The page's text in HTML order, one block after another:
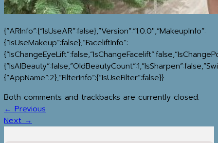
{“ARInfo”:{“IsUseAR”:false},”Version”:”1.0.0″,”MakeupInfo”:
{“IsUseMakeup”:false},”FaceliftInfo”:
{“AppName”:2},”FilterInfo”:{“IsUseFilter”:false}}
Both comments and trackbacks are currently closed.
←Previous
Next→